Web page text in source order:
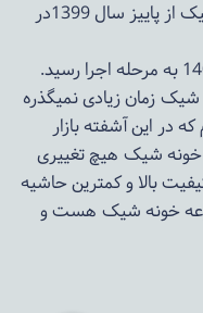
ایده طراحی و ساخت وبسایت خونه شیک از پاییز سال 1399در
شیکزمان زیادی نمیگذره
در این آشفته بازار
خونه شیک هیچ تغییری
بالا و کمترین حاشیه
خونه شیک هست و